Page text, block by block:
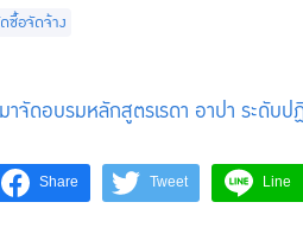
ซื้อจัดจ้าง
าจัดอบรมหลักสูตรเรดา อาปา ระดับ
Share Tweet Line